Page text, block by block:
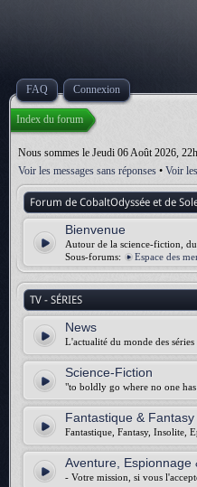
FAQ Connexion
Index du forum
Nous sommes le Jeudi 06 Août 2026,
Voir les messages sans réponses • Voir
Forum de CobaltOdyssée et de
Bienvenue
Autour de la science-fiction,
Sous-forums:
Espace des
TV - SÉRIES
News
L'actualité du monde des séries
Science-Fiction
"to boldly go where no one
Fantastique & Fantasy
Fantastique, Fantasy, Insolite,
Aventure, Espionnage
- Votre mission, si vous